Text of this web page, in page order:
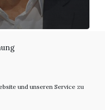
und unseren Service zu